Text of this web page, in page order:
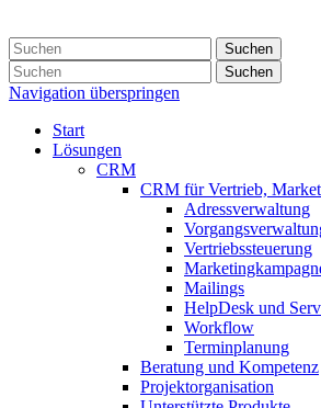
Suchen
Suchen
Navigation überspringen
Start
Lösungen
CRM
CRM für Vertrieb,
Adressverwaltung
Vertriebssteuerung
Mailings
HelpDesk und
Workflow
Terminplanung
Beratung und Kompetenz
Projektorganisation